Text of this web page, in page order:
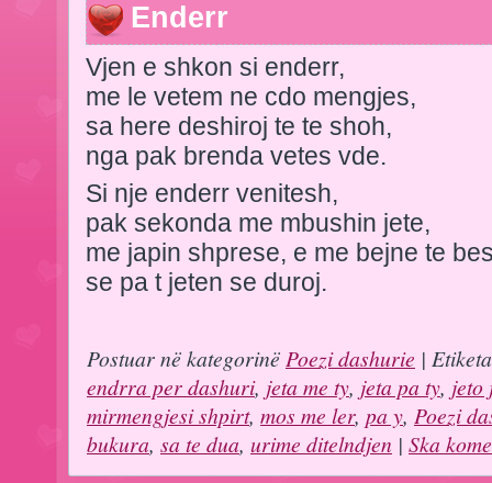
Enderr
Vjen e shkon si enderr,
me le vetem ne cdo mengjes,
sa here deshiroj te te shoh,
nga pak brenda vetes vde.
Si nje enderr venitesh,
pak sekonda me mbushin jete,
me japin shprese, e me bejne te
se pa t jeten se duroj.
Postuar në kategorinë Poezi dashurie |
endrra per dashuri, jeta me ty, jeta pa ty, jeto
mirmengjesi shpirt, mos me ler, pa y, Poezi
bukura, sa te dua, urime ditelndjen | Ska